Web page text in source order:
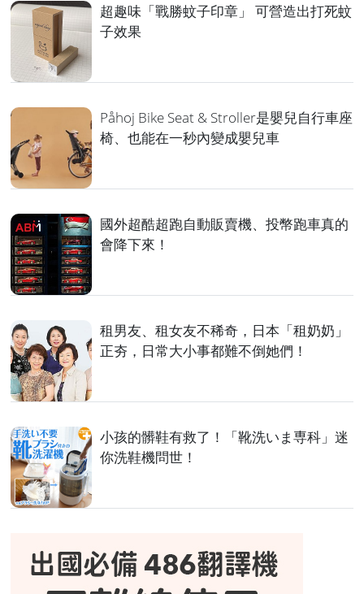
超趣味「戰勝蚊子印章」 可營造出打死蚊
子效果
Påhoj Bike Seat & Stroller是嬰兒自行車座
椅、也能在一秒內變成嬰兒車
國外超酷超跑自動販賣機、投幣跑車真的
會降下來！
租男友、租女友不稀奇，日本「租奶奶」
正夯，日常大小事都難不倒她們！
小孩的髒鞋有救了！「靴洗いま専科」迷
你洗鞋機問世！